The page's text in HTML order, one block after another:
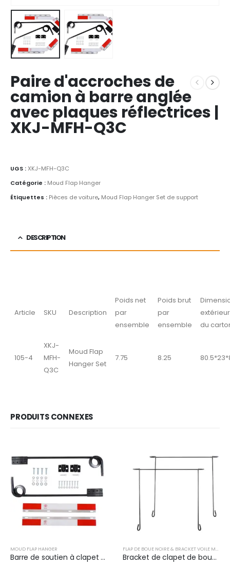
Paire d'accroches de
camion à barre anglée
avec plaques réflectrices |
XKJ-MFH-Q3C
UGS :XKJ-MFH-Q3C
Catégorie : Moud Flap Hanger
Étiquettes : Pièces de voiture, Moud Flap Hanger Set de support
DESCRIPTION
Article SKU Description
Poids net
par
ensemble
Poids brut
par
ensemble
du
105-4
XKJ-
MFH-
Q3C
Moud Flap
Hanger Set
7.75 8.25
PRODUITS CONNEXES
MOUD FLAP HANGER
Barre de soutien à clapet de boue à angle pour semi-remorques | XKJ-MFH-S2C
FLAP DE BOUE NOIRE & BRACKET VOILE MUDFLAP
Bracket de clapet de boue noir et clapet de boue à voile pour camions | XKJ-MFH-CS24CH